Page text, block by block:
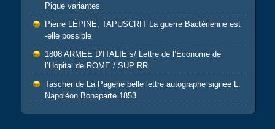
Pique variantes
Pierre LÉPINE, TAPUSCRIT La guerre Bactérienne est
-elle possible
1808 ARMEE D’ITALIE s/ Lettre de l’Econome de
l’Hopital de ROME / SUP RR
Tascher de La Pagerie belle lettre autographe signée L.
Napoléon Bonaparte 1853